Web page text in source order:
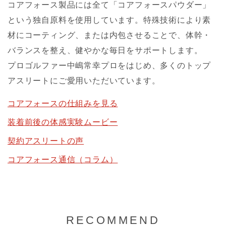
コアフォース製品には全て「コアフォースパウダー」
という独自原料を使用しています。特殊技術により素
材にコーティング、または内包させることで、体幹・
バランスを整え、健やかな毎日をサポートします。
プロゴルファー中嶋常幸プロをはじめ、多くのトップ
アスリートにご愛用いただいています。
コアフォースの仕組みを見る
装着前後の体感実験ムービー
契約アスリートの声
コアフォース通信（コラム）
RECOMMEND